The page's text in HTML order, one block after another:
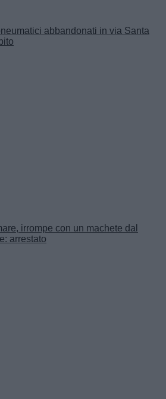
abbandonati in via Santa
irrompe con un machete dal
arrestato